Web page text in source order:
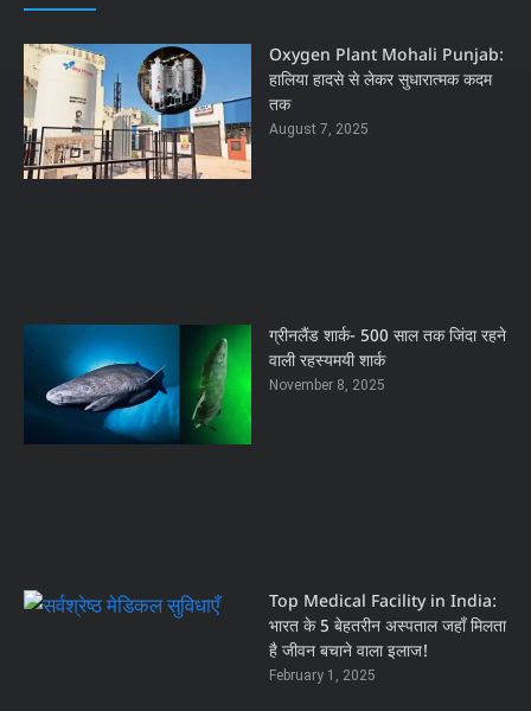
Oxygen Plant Mohali Punjab:
हालिया हादसे से लेकर सुधारात्मक कदम
तक
August 7, 2025
ग्रीनलैंड शार्क- 500 साल तक जिंदा रहने
वाली रहस्यमयी शार्क
November 8, 2025
Top Medical Facility in India:
भारत के 5 बेहतरीन अस्पताल जहाँ मिलता
है जीवन बचाने वाला इलाज!
February 1, 2025